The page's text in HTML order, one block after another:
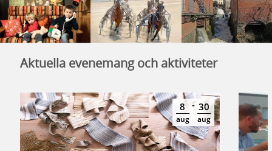
Aktuella evenemang och aktiviteter
8
aug
- 30
aug